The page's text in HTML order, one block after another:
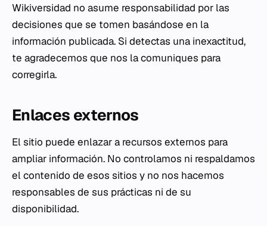
Wikiversidad no asume responsabilidad por las
decisiones que se tomen basándose en la
información publicada. Si detectas una inexactitud,
te agradecemos que nos la comuniques para
corregirla.
Enlaces externos
El sitio puede enlazar a recursos externos para
ampliar información. No controlamos ni respaldamos
el contenido de esos sitios y no nos hacemos
responsables de sus prácticas ni de su
disponibilidad.